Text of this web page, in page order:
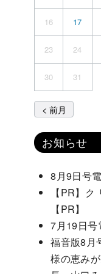
16 17
23 24
30 31
< 前月
お知らせ
8月9日号
【PR】
【PR】
7月19日号
福音版8
様の恵み